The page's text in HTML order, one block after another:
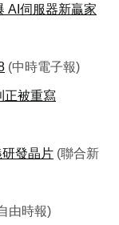
AI伺服器新贏家
(中時電子報)
正被重寫
發晶片 (聯合新
由時報)